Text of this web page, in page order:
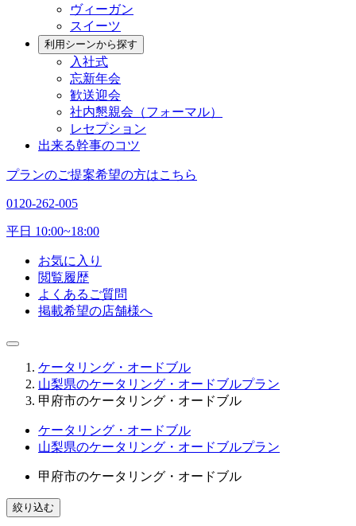
ヴィーガン
スイーツ
利用シーンから探す
入社式
忘新年会
歓送迎会
社内懇親会（フォーマル）
レセプション
出来る幹事のコツ
プランのご提案希望の方はこちら
0120-262-005
平日 10:00~18:00
お気に入り
閲覧履歴
よくあるご質問
掲載希望の店舗様へ
ケータリング・オードブル
山梨県のケータリング・オードブルプラン
甲府市のケータリング・オードブル
ケータリング・オードブル
山梨県のケータリング・オードブルプラン
甲府市のケータリング・オードブル
絞り込む